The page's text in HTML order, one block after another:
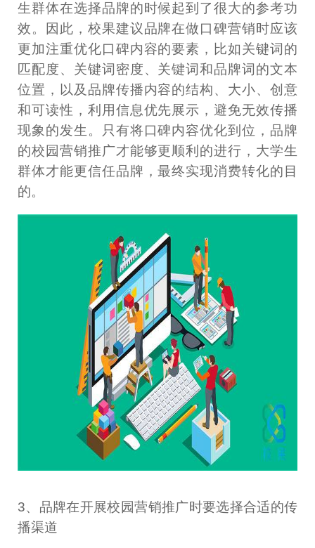
生群体在选择品牌的时候起到了很大的参考功
效。因此，校果建议品牌在做口碑营销时应该
更加注重优化口碑内容的要素，比如关键词的
匹配度、关键词密度、关键词和品牌词的文本
位置，以及品牌传播内容的结构、大小、创意
和可读性，利用信息优先展示，避免无效传播
现象的发生。只有将口碑内容优化到位，品牌
的校园营销推广才能够更顺利的进行，大学生
群体才能更信任品牌，最终实现消费转化的目
的。
3、品牌在开展校园营销推广时要选择合适的传
播渠道